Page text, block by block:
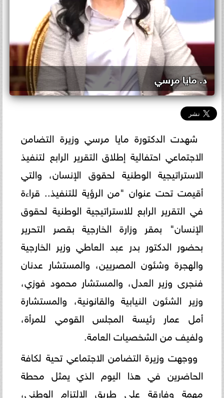
د. مايا مرسي
شهدت الدكتورة مايا مرسي وزيرة التضامن
الاجتماعي احتفالية إطلاق التقرير الرابع لتنفيذ
الاستراتيجية الوطنية لحقوق الإنسان، والتي
أقيمت تحت عنوان "من الرؤية للتنفيذ.. قراءة
في التقرير الرابع للاستراتيجية الوطنية لحقوق
الإنسان" بمقر وزارة الخارجية بقصر التحرير
بحضور الدكتور بدر عبد العاطي وزير الخارجية
والهجرة وشئون المصريين، والمستشار عدنان
فنجرى وزير العدل، والمستشار محمود فوزي،
وزير الشئون النيابية والقانونية، والمستشارة
أمل عمار رئيسة المجلس القومي للمرأة،
ولفيف من الشخصيات العامة.
ووجهت وزيرة التضامن الاجتماعي تحية لكافة
الحاضرين في هذا اليوم الذي يمثل محطة
مهمة وفارقة على طريق الالتزام الوطني،